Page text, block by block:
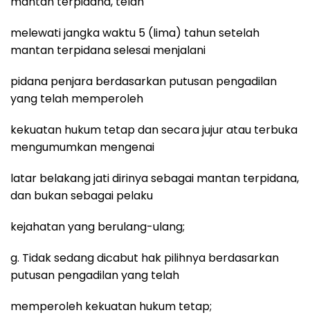
melewati jangka waktu 5 (lima) tahun setelah
mantan terpidana selesai menjalani
pidana penjara berdasarkan putusan pengadilan
yang telah memperoleh
kekuatan hukum tetap dan secara jujur atau terbuka
mengumumkan mengenai
latar belakang jati dirinya sebagai mantan terpidana,
dan bukan sebagai pelaku
kejahatan yang berulang-ulang;
g. Tidak sedang dicabut hak pilihnya berdasarkan
putusan pengadilan yang telah
memperoleh kekuatan hukum tetap;